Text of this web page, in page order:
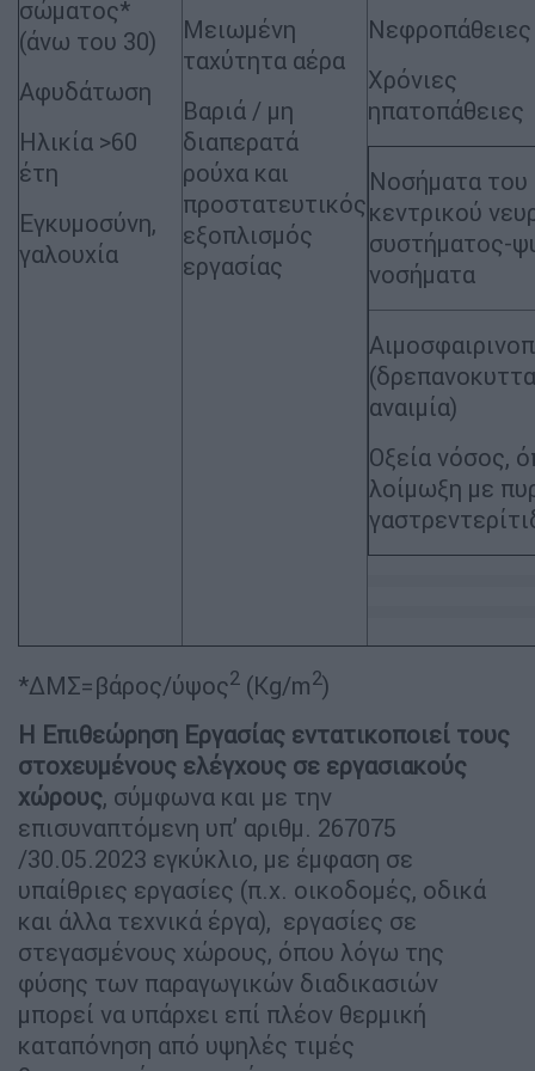
σώματος*
(άνω του 30)
Αφυδάτωση
Ηλικία >60
έτη
Εγκυμοσύνη,
γαλουχία
Μειωμένη
ταχύτητα αέρα
Βαριά / μη
διαπερατά
ρούχα και
προστατευτικός
εξοπλισμός
εργασίας
Νεφροπάθειες
Χρόνιες
ηπατοπάθειες
Νοσήματα του
κεντρικού
συστήματος-
νοσήματα
αναιμία)
Οξεία νόσος,
λοίμωξη με
*ΔΜΣ=βάρος/ύψος2 (Kg/m2)
Η Επιθεώρηση Εργασίας εντατικοποιεί τους
στοχευμένους ελέγχους σε εργασιακούς
χώρους, σύμφωνα και με την
επισυναπτόμενη υπ’ αριθμ. 267075
/30.05.2023 εγκύκλιο, με έμφαση σε
υπαίθριες εργασίες (π.χ. οικοδομές, οδικά
και άλλα τεχνικά έργα), εργασίες σε
στεγασμένους χώρους, όπου λόγω της
φύσης των παραγωγικών διαδικασιών
μπορεί να υπάρχει επί πλέον θερμική
καταπόνηση από υψηλές τιμές